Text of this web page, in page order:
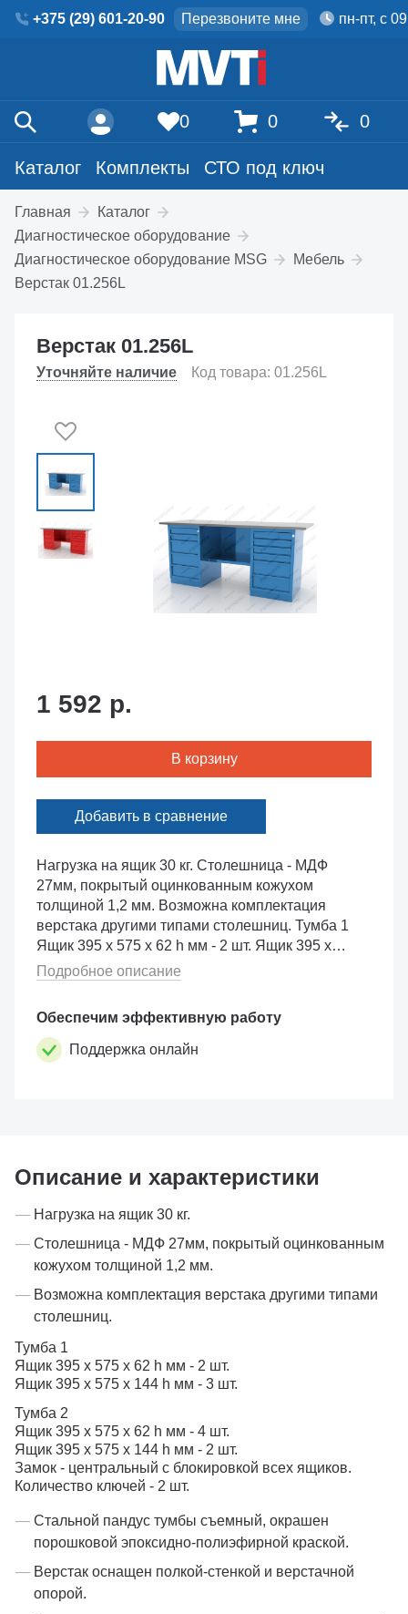
+375 (29) 601-20-90 Перезвоните мне пн-пт, с
Каталог Комплекты СТО под ключ
0 0 0
Главная
Каталог
Диагностическое оборудование
Диагностическое оборудование MSG
Мебель
Верстак 01.256L
Верстак 01.256L
Уточняйте наличие Код товара: 01.256L
Нагрузка на ящик 30 кг. Столешница - МДФ
27мм, покрытый оцинкованным кожухом
толщиной 1,2 мм. Возможна комплектация
верстака другими типами столешниц. Тумба 1
Ящик 395 х 575 х 62 h мм - 2 шт. Ящик 395 х
575 х 144 h мм - 3 шт. Тумба 2 Ящик 395 х 575 х
62 h мм - 4 шт. Ящик 395 х 575 х 144 h мм - 2
Подробное описание
Обеспечим эффективную работу
Поддержка онлайн
1 592 р.
В корзину
Добавить в сравнение
Описание и характеристики
Нагрузка на ящик 30 кг.
Столешница - МДФ 27мм, покрытый оцинкованным
кожухом толщиной 1,2 мм.
Возможна комплектация верстака другими типами
столешниц.
Тумба 1
Ящик 395 х 575 х 62 h мм - 2 шт.
Ящик 395 х 575 х 144 h мм - 3 шт.
Тумба 2
Ящик 395 х 575 х 62 h мм - 4 шт.
Ящик 395 х 575 х 144 h мм - 2 шт.
Замок - центральный с блокировкой всех ящиков.
Количество ключей - 2 шт.
Стальной пандус тумбы съемный, окрашен
порошковой эпоксидно-полиэфирной краской.
Верстак оснащен полкой-стенкой и верстачной
опорой.